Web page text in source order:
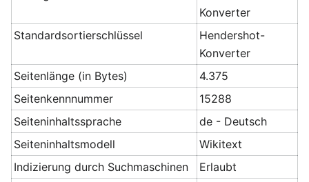
Konverter
Standardsortierschlüssel
Hendershot-
Konverter
Seitenlänge (in Bytes)
4.375
Seitenkennnummer
15288
Seiteninhaltssprache
de - Deutsch
Seiteninhaltsmodell
Wikitext
Indizierung durch Suchmaschinen
Erlaubt